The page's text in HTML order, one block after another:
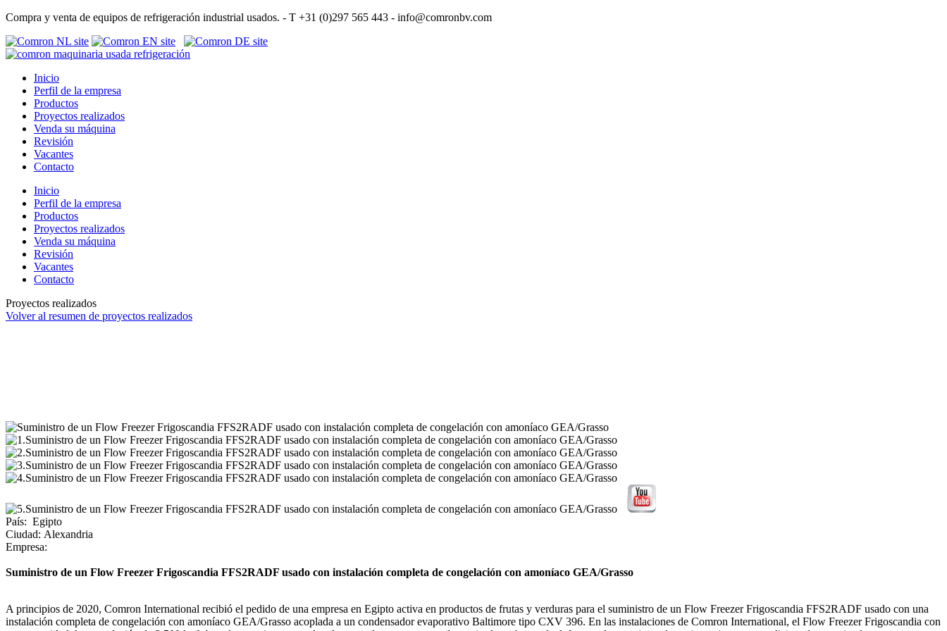
Compra y venta de equipos de refrigeración industrial usados. - T +31 (0)297 565 443 - info@comronbv.com
Inicio
Perfil de la empresa
Productos
Proyectos realizados
Venda su máquina
Revisión
Vacantes
Contacto
Inicio
Perfil de la empresa
Productos
Proyectos realizados
Venda su máquina
Revisión
Vacantes
Contacto
Proyectos realizados
Volver al resumen de proyectos realizados
País: Egipto
Ciudad: Alexandria
Empresa:
Suministro de un Flow Freezer Frigoscandia FFS2RADF usado con instalación completa de congelación con amoníaco GEA/Grasso
A principios de 2020, Comron International recibió el pedido de una empresa en Egipto activa en productos de frutas y verduras para el suministro de un Flow Freezer Frigoscandia FFS2RADF usado con una
instalación completa de congelación con amoníaco GEA/Grasso acoplada a un condensador evaporativo Baltimore tipo CXV 396. En las instalaciones de Comron International, el Flow Freezer Frigoscandia con